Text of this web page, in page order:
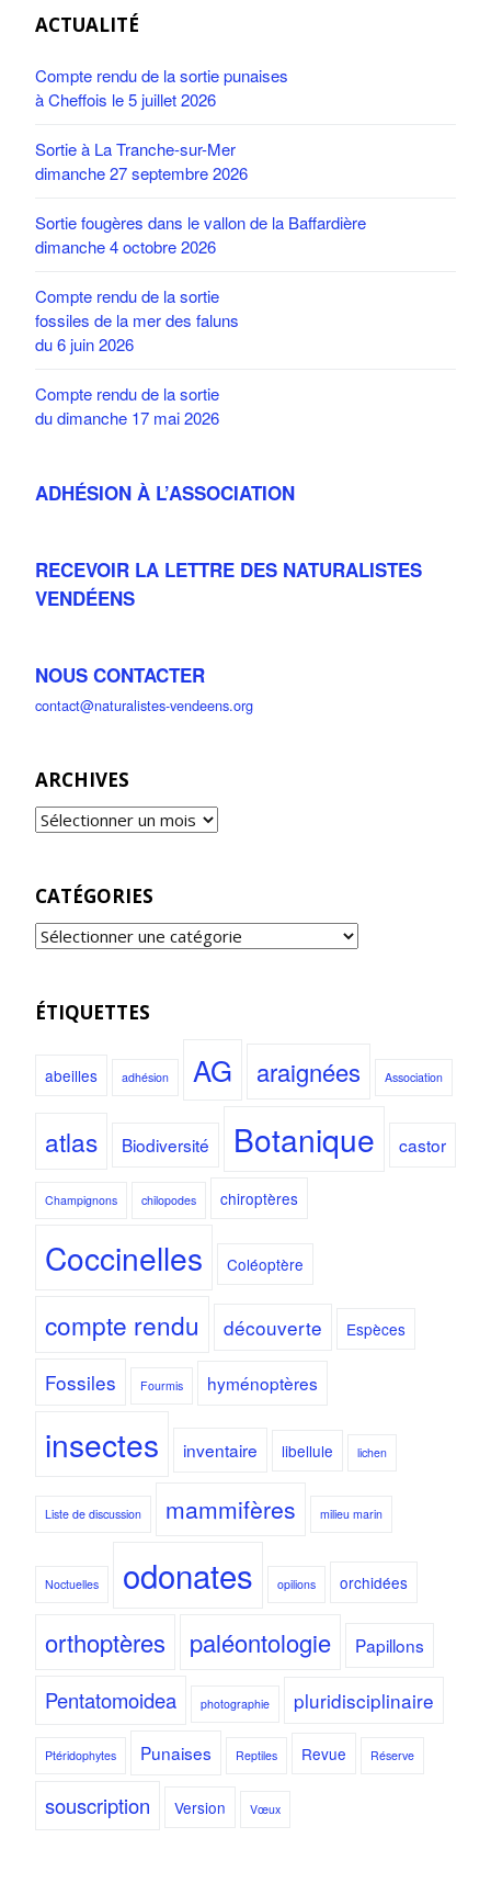
ACTUALITÉ
Compte rendu de la sortie punaises
à Cheffois le 5 juillet 2026
Sortie à La Tranche-sur-Mer
dimanche 27 septembre 2026
Sortie fougères dans le vallon de la Baffardière
dimanche 4 octobre 2026
Compte rendu de la sortie
fossiles de la mer des faluns
du 6 juin 2026
Compte rendu de la sortie
du dimanche 17 mai 2026
ADHÉSION À L’ASSOCIATION
RECEVOIR LA LETTRE DES NATURALISTES
VENDÉENS
NOUS CONTACTER
contact@naturalistes-vendeens.org
ARCHIVES
CATÉGORIES
ÉTIQUETTES
abeilles adhésion AG araignées Association
atlas Biodiversité Botanique castor
Champignons chilopodes chiroptères
Coccinelles Coléoptère
compte rendu découverte Espèces
Fossiles Fourmis hyménoptères
insectes inventaire libellule lichen
Liste de discussion mammifères milieu marin
Noctuelles odonates opilions orchidées
orthoptères paléontologie Papillons
Pentatomoidea photographie pluridisciplinaire
Ptéridophytes Punaises Reptiles Revue Réserve
souscription Version Vœux